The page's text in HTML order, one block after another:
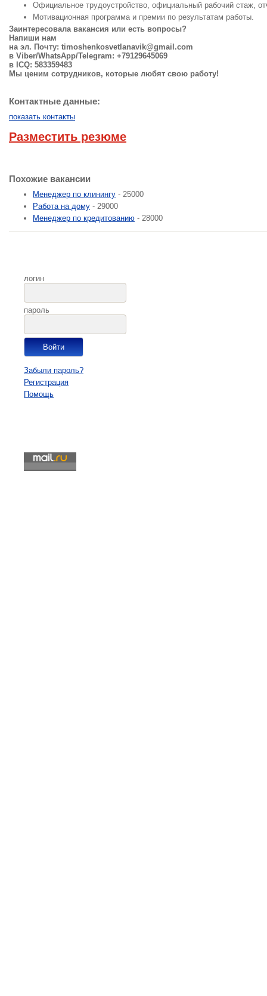
Официальное трудоустройство, официальный рабочий стаж,
Мотивационная программа и премии по результатам работы.
Заинтересовала вакансия или есть вопросы?
Напиши нам
на эл. Почту: timoshenkosvetlanavik@gmail.com
в Viber/WhatsApp/Telegram: +79129645069
в ICQ: 583359483
Мы ценим сотрудников, которые любят свою работу!
Контактные данные:
показать контакты
Разместить резюме
Похожие вакансии
Менеджер по клинингу - 25000
Paбота на дoму - 29000
Менеджер по кредитованию - 28000
логин
пароль
Забыли пароль?
Регистрация
Помощь